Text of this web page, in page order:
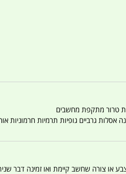
אסלות גרביים גופיות תרמיות
צבע או צורה שחשב קיימת ואו זמינה דבר